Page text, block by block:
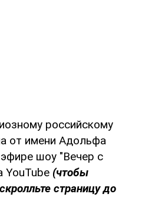
российскому
от имени Адольфа
шоу "Вечер с
YouTube (чтобы
страницу до